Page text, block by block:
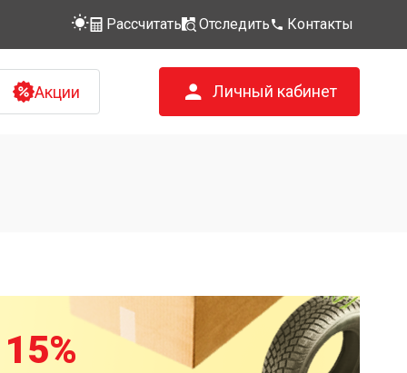
Рассчитать Отследить Контакты
Акции Личный кабинет